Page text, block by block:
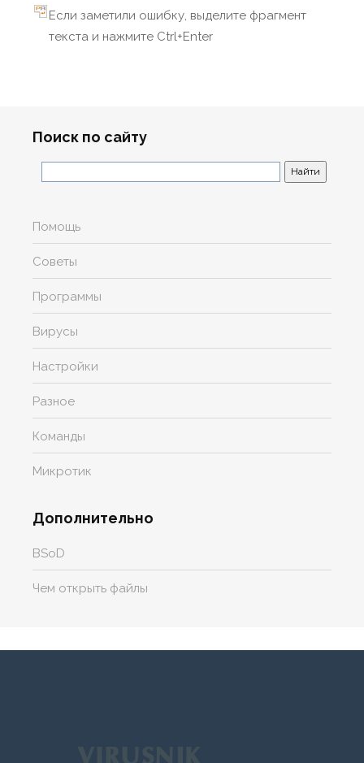
Если заметили ошибку, выделите фрагмент
текста и нажмите Ctrl+Enter
Поиск по сайту
Помощь
Советы
Программы
Вирусы
Настройки
Разное
Команды
Микротик
Дополнительно
BSoD
Чем открыть файлы